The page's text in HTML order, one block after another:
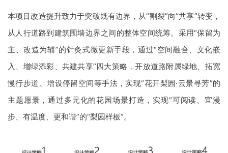
本项目改造提升致力于突破既有边界，从“割裂”向“共享”转变，
从人行道路到建筑围墙边界之间的整体空间统筹。采用“保留为
主、改造为辅”的针灸式微更新手段，通过“空间融合、文化嵌
入、增绿添彩、共建共享”四大策略，开放道路附属绿地、拓宽
慢行步道、增设停留空间等手法，实现“花开梨园·云景寻芳”的
主题愿景，通过多元化的花园场景打造，实现“可阅读、宜漫
步、有温度、更和谐”的“梨园样板”。